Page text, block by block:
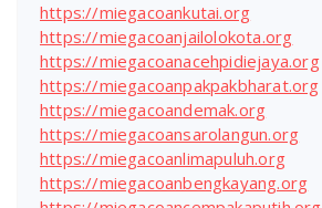
https://miegacoankutai.org
https://miegacoanjailolokota.org
https://miegacoanacehpidiejaya.org
https://miegacoanpakpakbharat.org
https://miegacoandemak.org
https://miegacoansarolangun.org
https://miegacoanlimapuluh.org
https://miegacoanbengkayang.org